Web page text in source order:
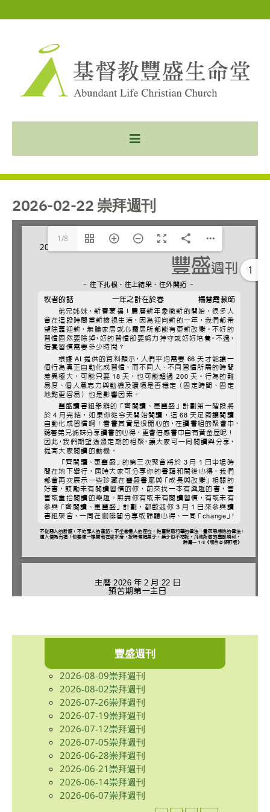
2026-02-22 崇拜週刊
1/8
1
豐盛週刊
2026-08-09崇拜週刊
2026-08-02崇拜週刊
2026-07-26崇拜週刊
2026-07-19崇拜週刊
2026-07-12崇拜週刊
2026-07-05崇拜週刊
2026-06-28崇拜週刊
2026-06-21崇拜週刊
2026-06-14崇拜週刊
2026-06-07崇拜週刊